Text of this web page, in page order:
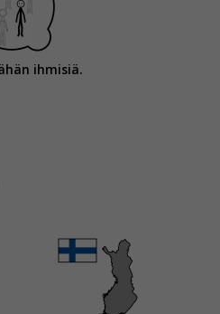
ihmisiä.